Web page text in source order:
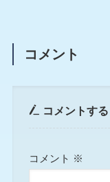
コメント
コメントする
コメント ※